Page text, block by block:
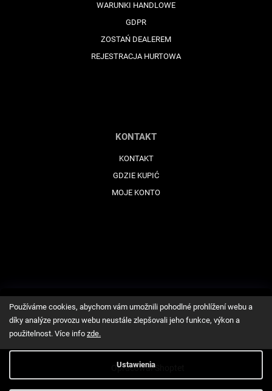
Používáme cookies, abychom vám umožnili pohodlné prohlížení webu a
díky analýze provozu webu neustále zlepšovali jeho funkce, výkon a
použitelnost. Více info zde.
Ustawienia
WARUNKI HANDLOWE
GDPR
ZOSTAŃ DEALEREM
REJESTRACJA HURTOWA
KONTAKT
KONTAKT
GDZIE KUPIĆ
MOJE KONTO
Opracował Shoptet